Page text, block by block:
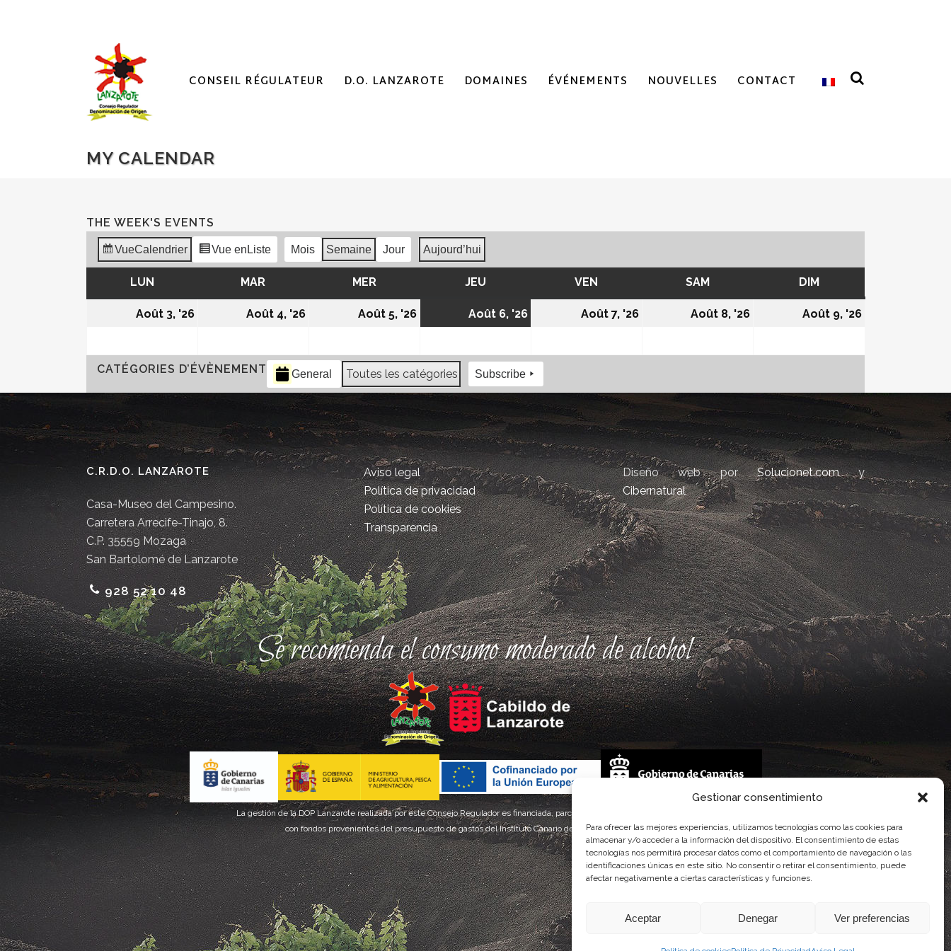
Gestionar consentimiento
Para ofrecer las mejores experiencias, utilizamos tecnologías como las cookies para
almacenar y/o acceder a la información del dispositivo. El consentimiento de estas
tecnologías nos permitirá procesar datos como el comportamiento de navegación o las
identificaciones únicas en este sitio. No consentir o retirar el consentimiento, puede
afectar negativamente a ciertas características y funciones.
Aceptar Denegar Ver preferencias
CONSEIL RÉGULATEUR D.O. LANZAROTE DOMAINES ÉVÉNEMENTS NOUVELLES CONTACT
MY CALENDAR
THE WEEK'S EVENTS
VueCalendrier Vue en Liste Mois Semaine Jour Aujourd’hui
LUN MAR MERMERCREDI JEU VEN SAMSAMEDI DIMDIMANCHE
Août 3, '26 03/08/2026
Août 4, '26 04/08/2026
Août 5, '26 05/08/2026Août 6, '26 06/08/2026
Août 7, '26 07/08/2026Août 8, '26 08/08/2026
Août 9, '26
CATÉGORIES D’ÉVÈNEMENT General Toutes les catégories Subscribe
C.R.D.O. LANZAROTE
Casa-Museo del Campesino.
Carretera Arrecife-Tinajo, 8.
C.P. 35559 Mozaga
San Bartolomé de Lanzarote
928 52 10 48
Aviso legal
Política de privacidad
Política de cookies
Transparencia
Diseño web porSolucionet.comy
Cibernatural
Se recomienda el consumo moderado de alcohol
La gestión de la DOP Lanzarote realizada por este Consejo Regulador es financiada, parcialmente, por el Gobierno de Canarias
con fondos provenientes del presupuesto de gastos del Instituto Canario de Calidad Agroalimentaria